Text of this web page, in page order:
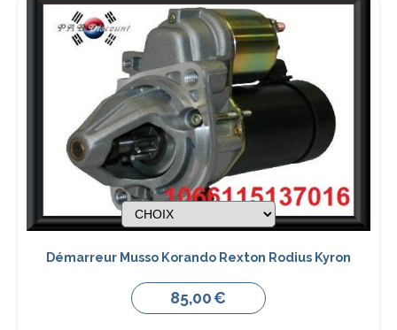
Démarreur Musso Korando Rexton Rodius Kyron
85,00€